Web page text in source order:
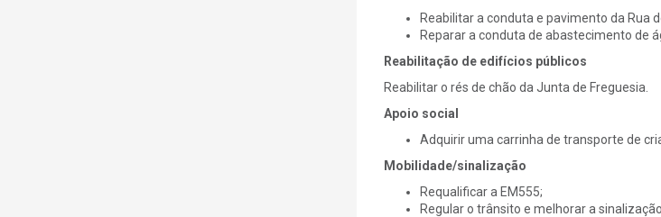
Reabilitar a conduta e pavimento da Rua
Reparar a conduta de abastecimento de
Reabilitação de edifícios públicos
Reabilitar o rés de chão da Junta de Freguesia.
Apoio social
Adquirir uma carrinha de transporte de
Mobilidade/sinalização
Requalificar a EM555;
Regular o trânsito e melhorar a